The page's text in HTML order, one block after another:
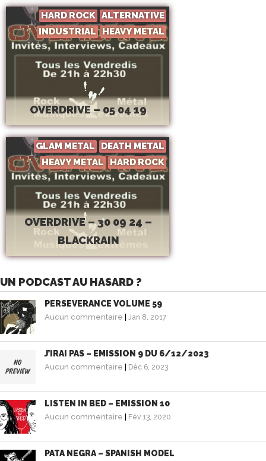
ALTERNATIVE
HARD ROCK
HEAVY METAL
INDUSTRIAL
OVERDRIVE – 05 04 19
DEATH METAL
GLAM METAL
HARD ROCK
HEAVY METAL
OVERDRIVE – 30 09 24 –
BLACKRAIN
UN PODCAST AU HASARD ?
PERSEVERANCE VOLUME 59
Aucun commentaire Jan 8, 2017
J’IRAI PAS – EMISSION 9 DU 6/12/2023
Aucun commentaire Déc 6, 2023
LISTEN IN BED – EMISSION 10
Aucun commentaire Fév 13, 2020
PATA NEGRA – SPANISH MODEL